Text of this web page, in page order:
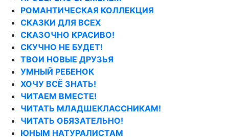
РОМАНТИЧЕСКАЯ КОЛЛЕКЦИЯ
СКАЗКИ ДЛЯ ВСЕХ
СКАЗОЧНО КРАСИВО!
СКУЧНО НЕ БУДЕТ!
ТВОИ НОВЫЕ ДРУЗЬЯ
УМНЫЙ РЕБЕНОК
ХОЧУ ВСЁ ЗНАТЬ!
ЧИТАЕМ ВМЕСТЕ!
ЧИТАТЬ МЛАДШЕКЛАССНИКАМ!
ЧИТАТЬ ОБЯЗАТЕЛЬНО!
ЮНЫМ НАТУРАЛИСТАМ